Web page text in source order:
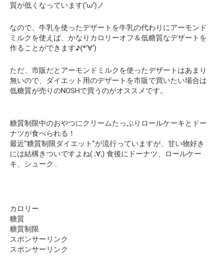
質が低くなっています(‘ω’)ノ
なので、牛乳を使ったデザートを牛乳の代わりにアーモンド
ミルクを使えば、かなりカロリーオフ＆低糖質なデザートを
作ることができます♪(*‘∀‘)
ただ、市販だとアーモンドミルクを使ったデザートはあまり
無いので、ダイエット用のデザートを市販で買いたい場合は
低糖質が売りのNOSHで買うのがオススメです。
糖質制限中のおやつにクリームたっぷりロールケーキとドー
ナツが食べられる！
最近”糖質制限ダイエット”が流行っていますが、甘い物好き
には結構きついですよね( ;∀;) 食後にドーナツ、ロールケー
キ、シューク…
カロリー
糖質
糖質制限
スポンサーリンク
スポンサーリンク